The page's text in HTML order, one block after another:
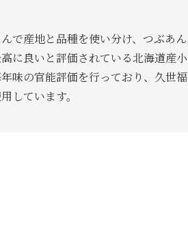
で産地と品種を使い分け、つぶあん
に良いと評価されている北海道産小
味の官能評価を行っており、久世福
しています。